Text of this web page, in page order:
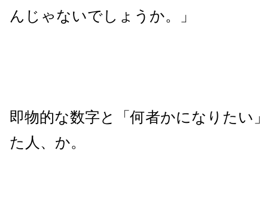
んじゃないでしょうか。」
即物的な数字と「何者かになりたい
た人、か。